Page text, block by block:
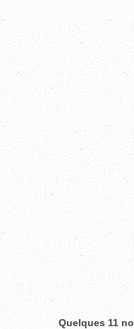
Quelques 11